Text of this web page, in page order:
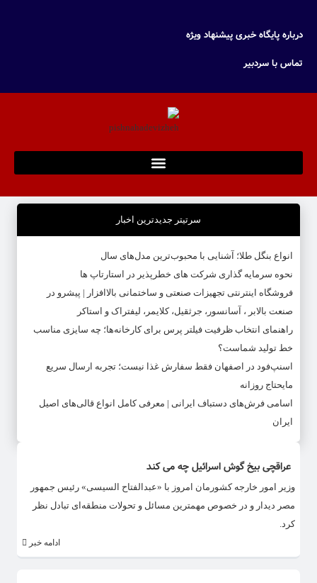
درباره پایگاه خبری پیشنهاد ویژه
تماس با سردبیر
سرتیتر جدیدترین اخبار
انواع بنگل طلا؛ آشنایی با محبوب‌ترین مدل‌های سال
نحوه سرمایه‌ گذاری شرکت‌ های خطرپذیر در استارتاپ ها
فروشگاه اینترنتی تجهیزات صنعتی و ساختمانی بالاافزار | پیشرو در
صنعت بالابر ، آسانسور، جرثقیل، کلایمر، لیفتراک و استاکر
راهنمای انتخاب ظرفیت فیلتر پرس برای کارخانه‌ها؛ چه سایزی مناسب
خط تولید شماست؟
اسنپ‌فود در اصفهان فقط سفارش غذا نیست؛ تجربه ارسال سریع
مایحتاج روزانه
اسامی فرش‌های دستباف ایرانی | معرفی کامل انواع قالی‌های اصیل
ایران
عراقچی بیخ گوش اسرائیل چه می کند
وزیر امور خارجه کشورمان امروز با «عبدالفتاح السیسی» رئیس جمهور
مصر دیدار و در خصوص مهمترین مسائل و تحولات منطقه‌ای تبادل نظر
کرد.
ادامه خبر